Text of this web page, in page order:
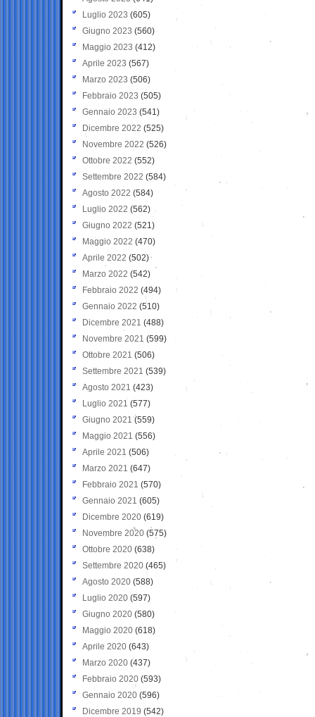
Luglio 2023 (605)
Giugno 2023 (560)
Maggio 2023 (412)
Aprile 2023 (567)
Marzo 2023 (506)
Febbraio 2023 (505)
Gennaio 2023 (541)
Dicembre 2022 (525)
Novembre 2022 (526)
Ottobre 2022 (552)
Settembre 2022 (584)
Agosto 2022 (584)
Luglio 2022 (562)
Giugno 2022 (521)
Maggio 2022 (470)
Aprile 2022 (502)
Marzo 2022 (542)
Febbraio 2022 (494)
Gennaio 2022 (510)
Dicembre 2021 (488)
Novembre 2021 (599)
Ottobre 2021 (506)
Settembre 2021 (539)
Agosto 2021 (423)
Luglio 2021 (577)
Giugno 2021(559)
Maggio 2021 (556)
Aprile 2021 (506)
Marzo 2021 (647)
Febbraio 2021 (570)
Gennaio 2021 (605)
Dicembre 2020 (619)
Novembre 2020 (575)
Ottobre 2020 (638)
Settembre 2020(465)
Agosto 2020 (588)
Luglio 2020 (597)
Giugno 2020 (580)
Maggio 2020 (618)
Aprile 2020 (643)
Marzo 2020 (437)
Febbraio 2020 (593)
Gennaio 2020 (596)
Dicembre 2019 (542)